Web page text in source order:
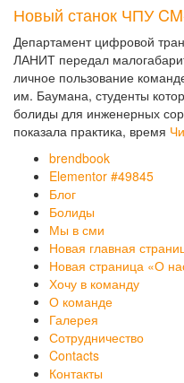
Новый станок ЧПУ
Департамент цифровой
ЛАНИТ передал
личное пользование
им. Баумана, студенты
болиды для инженерных
показала практика, время
brendbook
Elementor #49845
Блог
Болиды
Мы в сми
Новая главная
Новая страница «О
Хочу в команду
О команде
Галерея
Сотрудничество
Contacts
Контакты